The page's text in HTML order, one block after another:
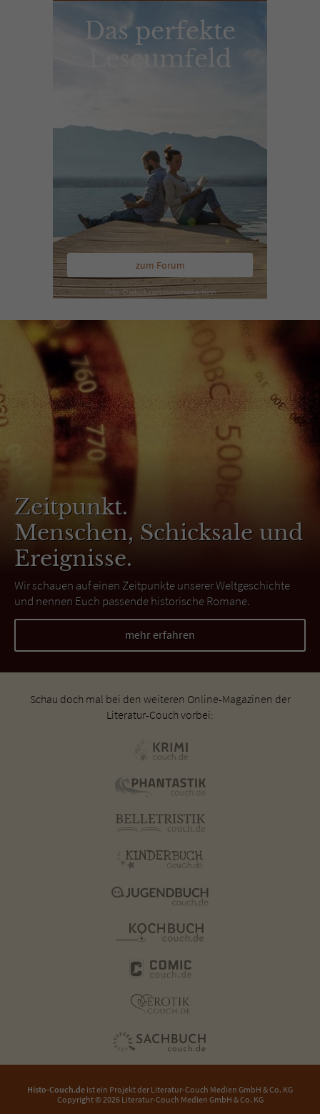
Das perfekte
Leseumfeld
zum Forum
Zeitpunkt.
Menschen, Schicksale und
Ereignisse.
Wir schauen auf einen Zeitpunkte unserer Weltgeschichte
und nennen Euch passende historische Romane.
mehr erfahren
Schau doch mal bei den weiteren Online-Magazinen der
Literatur-Couch vorbei:
Histo-Couch.de ist ein Projekt der Literatur-Couch Medien GmbH & Co. KG
Copyright © 2026 Literatur-Couch Medien GmbH & Co. KG